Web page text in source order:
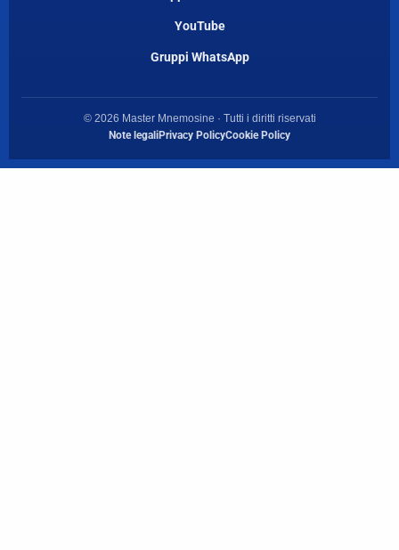
YouTube
Gruppi WhatsApp
© 2026 Master Mnemosine · Tutti i diritti riservati
Note legaliPrivacy PolicyCookie Policy